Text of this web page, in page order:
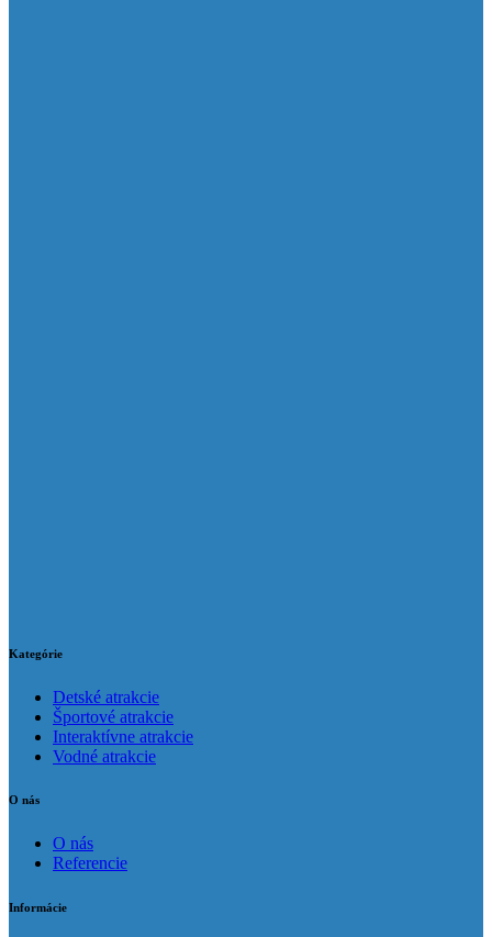
Kategórie
Detské atrakcie
Športové atrakcie
Interaktívne atrakcie
Vodné atrakcie
O nás
O nás
Referencie
Informácie